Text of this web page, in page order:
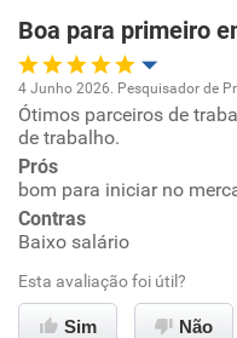
Boa para primeiro
Oportunidade de
Ambiente de trabalho
Conciliação com a vida
Benefícios
4 Junho 2026. Pesquisador de
Ótimos parceiros de
de trabalho.
Prós
bom para iniciar no
Contras
Baixo salário
Esta avaliação foi útil?
Sim Não